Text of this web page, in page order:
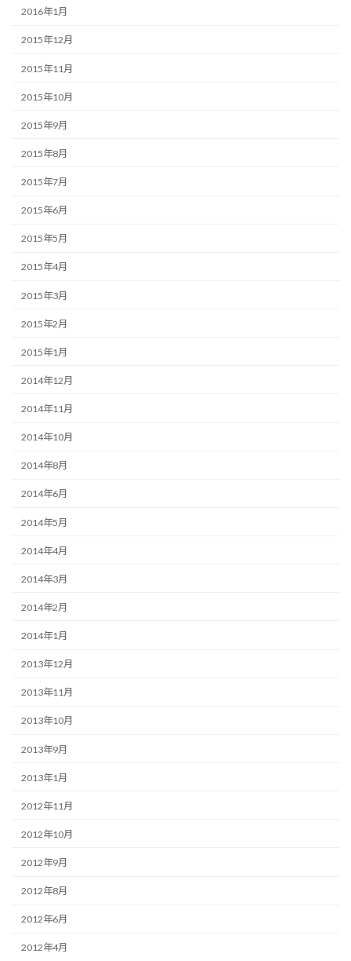
2016年1月
2015年12月
2015年11月
2015年10月
2015年9月
2015年8月
2015年7月
2015年6月
2015年5月
2015年4月
2015年3月
2015年2月
2015年1月
2014年12月
2014年11月
2014年10月
2014年8月
2014年6月
2014年5月
2014年4月
2014年3月
2014年2月
2014年1月
2013年12月
2013年11月
2013年10月
2013年9月
2013年1月
2012年11月
2012年10月
2012年9月
2012年8月
2012年6月
2012年4月